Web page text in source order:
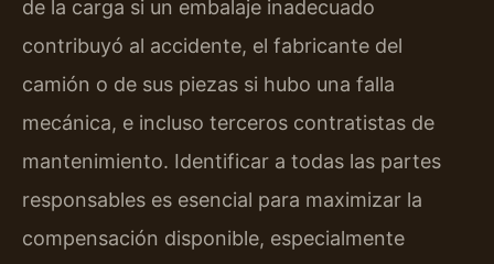
de la carga si un embalaje inadecuado
contribuyó al accidente, el fabricante del
camión o de sus piezas si hubo una falla
mecánica, e incluso terceros contratistas de
mantenimiento. Identificar a todas las partes
responsables es esencial para maximizar la
compensación disponible, especialmente